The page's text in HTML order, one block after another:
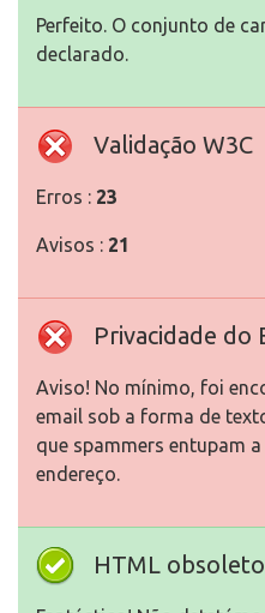
Perfeito. O conjunto de
declarado.
Validação W3C
Erros : 23
Avisos : 21
Privacidade do
Aviso! No mínimo, foi
email sob a forma de
que spammers entupam
endereço.
HTML obsoleto